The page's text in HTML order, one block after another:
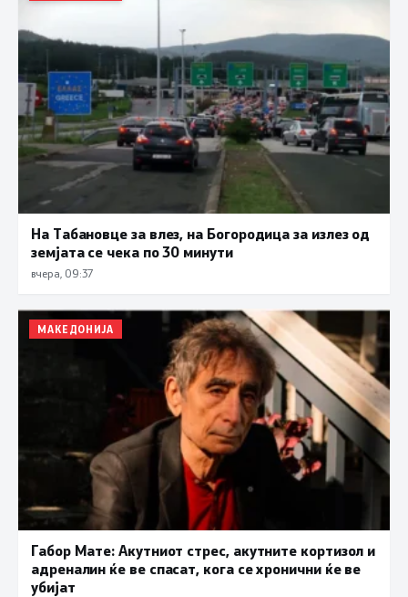
На Табановце за влез, на Богородица за излез од
земјата се чека по 30 минути
вчера, 09:37
МАКЕДОНИЈА
Габор Мате: Акутниот стрес, акутните кортизол и
адреналин ќе ве спасат, кога се хронични ќе ве
убијат